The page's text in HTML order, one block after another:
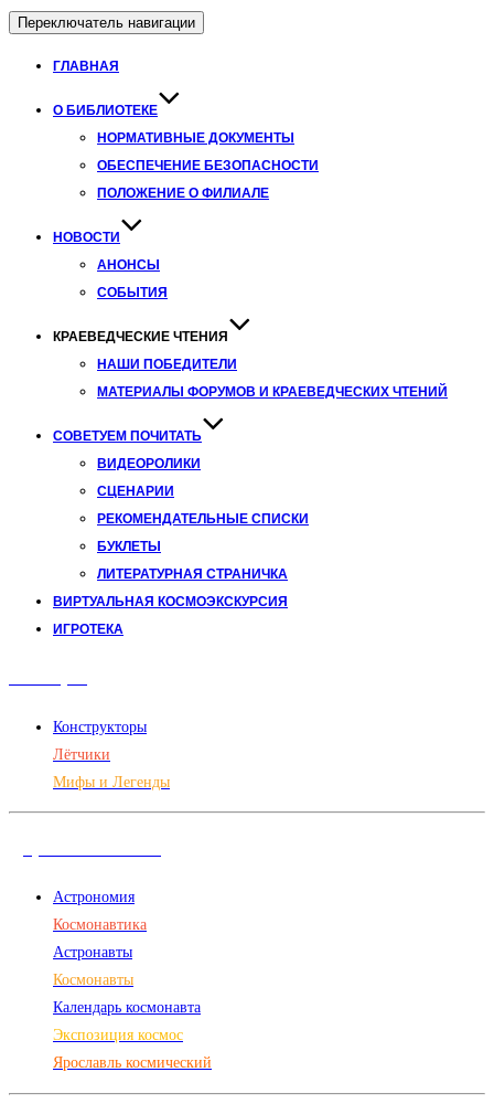
Переключатель навигации
ГЛАВНАЯ
О БИБЛИОТЕКЕ
НОРМАТИВНЫЕ ДОКУМЕНТЫ
ОБЕСПЕЧЕНИЕ БЕЗОПАСНОСТИ
ПОЛОЖЕНИЕ О ФИЛИАЛЕ
НОВОСТИ
АНОНСЫ
СОБЫТИЯ
КРАЕВЕДЧЕСКИЕ ЧТЕНИЯ
НАШИ ПОБЕДИТЕЛИ
МАТЕРИАЛЫ ФОРУМОВ И КРАЕВЕДЧЕСКИХ ЧТЕНИЙ
СОВЕТУЕМ ПОЧИТАТЬ
ВИДЕОРОЛИКИ
СЦЕНАРИИ
РЕКОМЕНДАТЕЛЬНЫЕ СПИСКИ
БУКЛЕТЫ
ЛИТЕРАТУРНАЯ СТРАНИЧКА
ВИРТУАЛЬНАЯ КОСМОЭКСКУРСИЯ
ИГРОТЕКА
Конструкторы
Лётчики
Мифы и Легенды
Астрономия
Космонавтика
Астронавты
Космонавты
Календарь космонавта
Экспозиция космос
Ярославль космический